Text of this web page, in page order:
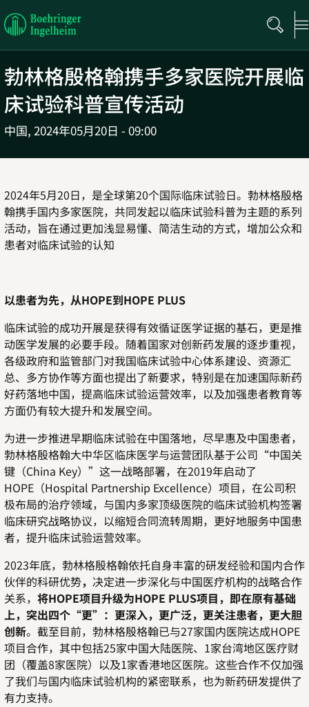
Boehringer
Ingelheim
勃林格殷格翰携手多家医院开展临
床试验科普宣传活动
中国, 2024年05月20日 - 09:00
2024年5月20日，是全球第20个国际临床试验日。 勃林格殷格
翰携手国内多家医院，共同发起以临床试验科普为主题的系列
活动，旨在通过更加浅显易懂、简洁生动的方式，增加公众和
患者对临床试验的认知
以患者为先，从HOPE到HOPE PLUS
临床试验的成功开展是获得有效循证医学证据的基石，更是推
动医学发展的必要手段。随着国家对创新药发展的逐步重视，
各级政府和监管部门对我国临床试验中心体系建设、资源汇
总、多方协作等方面也提出了新要求，特别是在加速国际新药
好药落地中国，提高临床试验运营效率，以及加强患者教育等
方面仍有较大提升和发展空间。
为进一步推进早期临床试验在中国落地，尽早惠及中国患者，
勃林格殷格翰大中华区临床医学与运营团队基于公司“中国关
键（China Key）”这一战略部署，在2019年启动了
HOPE （Hospital Partnership Excellence）项目，在公司积
极布局的治疗领域，与国内多家顶级医院的临床试验机构签署
临床研究战略协议，以缩短合同流转周期，更好地服务中国患
者，提升临床试验运营效率。
2023年底，勃林格殷格翰依托自身丰富的研发经验和国内合作
伙伴的科研优势， 决定进一步深化与中国医疗机构的战略合作
关系， 将HOPE项目升级为HOPE PLUS项目，即在原有基础
上，突出四个“更”：更深入，更广泛，更关注患者，更大胆
创新。截至目前，勃林格殷格翰已与27家国内医院达成HOPE
项目合作，其中包括25家中国大陆医院、 1家台湾地区医疗财
团（覆盖8家医院）以及1家香港地区医院。这些合作不仅加强
了我们与国内临床试验机构的紧密联系，也为新药研发提供了
有力支持。